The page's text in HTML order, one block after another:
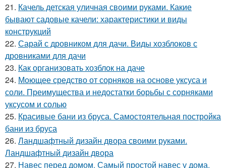
21. Качель детская уличная своими руками. Какие
бывают садовые качели: характеристики и виды
конструкций
22. Сарай с дровником для дачи. Виды хозблоков с
дровниками для дачи
23. Как организовать хозблок на даче
24. Моющее средство от сорняков на основе уксуса и
соли. Преимущества и недостатки борьбы с сорняками
уксусом и солью
25. Красивые бани из бруса. Самостоятельная постройка
бани из бруса
26. Ландшафтный дизайн двора своими руками.
Ландшафтный дизайн двора
27. Навес перед домом. Самый простой навес у дома.